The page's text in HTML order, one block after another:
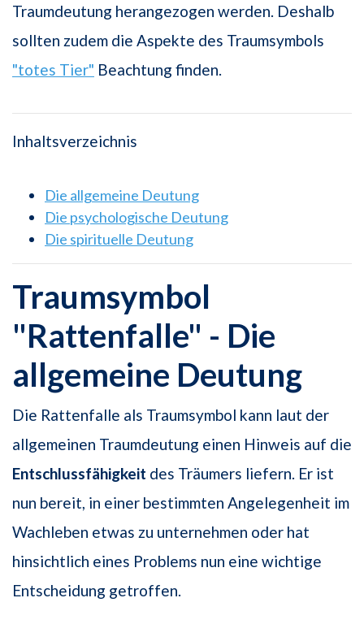
Traumdeutung herangezogen werden. Deshalb
sollten zudem die Aspekte des Traumsymbols
"totes Tier" Beachtung finden.
Inhaltsverzeichnis
Die allgemeine Deutung
Die psychologische Deutung
Die spirituelle Deutung
Traumsymbol
"Rattenfalle" - Die
allgemeine Deutung
Die Rattenfalle als Traumsymbol kann laut der
allgemeinen Traumdeutung einen Hinweis auf die
Entschlussfähigkeit des Träumers liefern. Er ist
nun bereit, in einer bestimmten Angelegenheit im
Wachleben etwas zu unternehmen oder hat
hinsichtlich eines Problems nun eine wichtige
Entscheidung getroffen.